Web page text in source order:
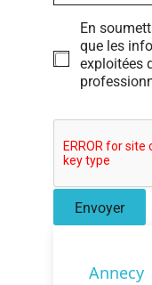
u
d
s
u
En
que les
exploitées
Envoyer
Annecy